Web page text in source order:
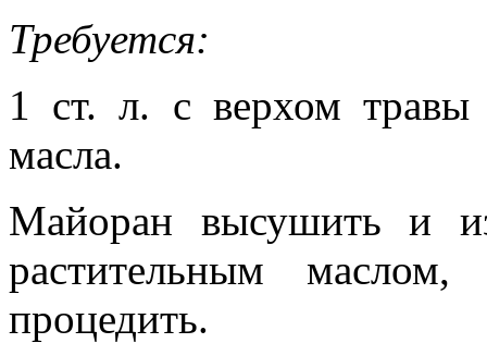
Требуется:
1 ст. л. с верхом травы
масла.
Майоран высушить и
растительным
процедить.